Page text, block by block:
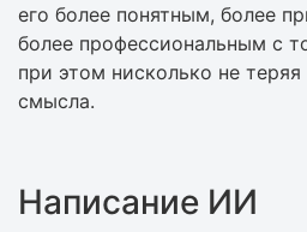
его более понятным, более
более профессиональным с
при этом нисколько не теряя
смысла.
Написание ИИ